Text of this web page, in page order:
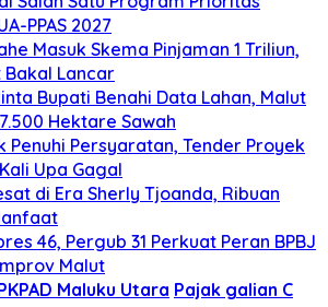
PPAS 2027
Masuk Skema Pinjaman 1 Triliun,
Lancar
Bupati Benahi Data Lahan, Malut
Hektare Sawah
Penuhi Persyaratan, Tender Proyek
Upa Gagal
di Era Sherly Tjoanda, Ribuan
46, Pergub 31 Perkuat Peran BPBJ
Malut
Maluku Utara Pajak galian C